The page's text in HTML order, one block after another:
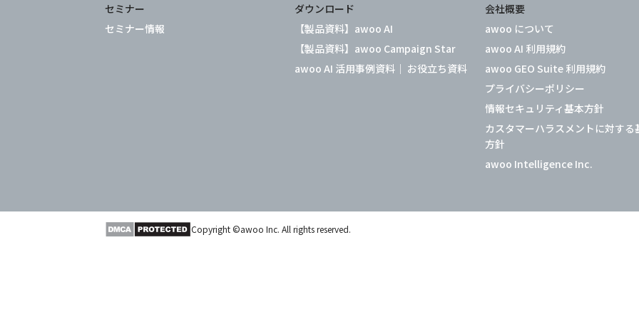
セミナー
セミナー情報
ダウンロード
【製品資料】awoo AI
【製品資料】awoo Campaign Star
awoo AI 活用事例資料｜ お役立ち資料
会社概要
awoo について
awoo AI 利用規約
awoo GEO Suite 利用規約
プライバシーポリシー
情報セキュリティ基本方針
カスタマーハラスメントに対する
方針
awoo Intelligence Inc.
Copyright ©awoo Inc. All rights reserved.